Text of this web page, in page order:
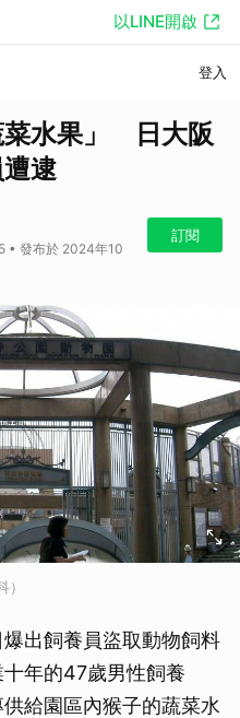
以LINE開啟
登入
菜水果」 日大阪
逮
• 發布於 2024年10
訂閱
出飼養員盜取動物飼料
年的47歲男性飼養
給園區內猴子的蔬菜水